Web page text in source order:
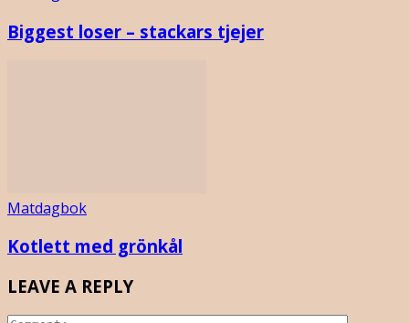
Biggest loser – stackars tjejer
Matdagbok
Kotlett med grönkål
LEAVE A REPLY